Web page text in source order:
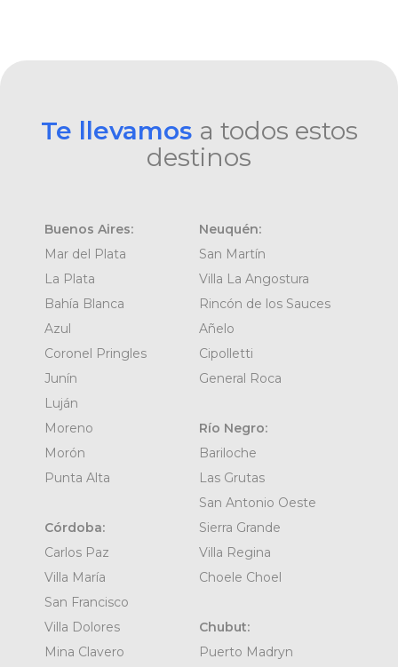
Te llevamos a todos estos
destinos
Buenos Aires:
Mar del Plata
La Plata
Bahía Blanca
Azul
Coronel Pringles
Junín
Luján
Moreno
Morón
Punta Alta
Córdoba:
Carlos Paz
Villa María
San Francisco
Villa Dolores
Mina Clavero
Neuquén:
San Martín
Villa La Angostura
Rincón de los Sauces
Añelo
Cipolletti
General Roca
Río Negro:
Bariloche
Las Grutas
San Antonio Oeste
Sierra Grande
Villa Regina
Choele Choel
Chubut:
Puerto Madryn